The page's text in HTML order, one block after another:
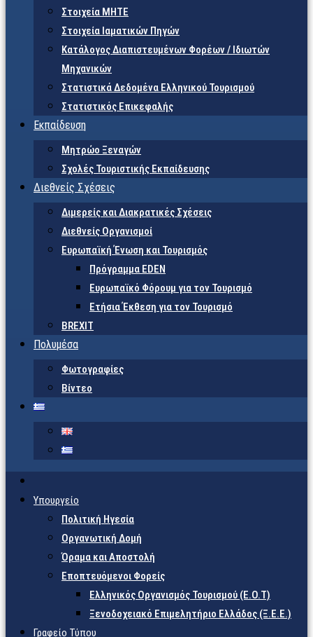
Στοιχεία ΜΗΤΕ
Στοιχεία Ιαματικών Πηγών
Κατάλογος Διαπιστευμένων Φορέων / Ιδιωτών
Μηχανικών
Στατιστικά Δεδομένα Ελληνικού Τουρισμού
Στατιστικός Επικεφαλής
Εκπαίδευση
Μητρώο Ξεναγών
Σχολές Τουριστικής Εκπαίδευσης
Διεθνείς Σχέσεις
Διμερείς και Διακρατικές Σχέσεις
Διεθνείς Οργανισμοί
Ευρωπαϊκή Ένωση και Τουρισμός
Πρόγραμμα EDEN
Ευρωπαϊκό Φόρουμ για τον Τουρισμό
Ετήσια Έκθεση για τον Τουρισμό
BREXIT
Πολυμέσα
Φωτογραφίες
Βίντεο
Υπουργείο
Πολιτική Ηγεσία
Οργανωτική Δομή
Όραμα και Αποστολή
Εποπτευόμενοι Φορείς
Eλληνικός Οργανισμός Τουρισμού (Ε.Ο.Τ)
Ξενοδοχειακό Επιμελητήριο Ελλάδος (Ξ.Ε.Ε.)
Γραφείο Τύπου